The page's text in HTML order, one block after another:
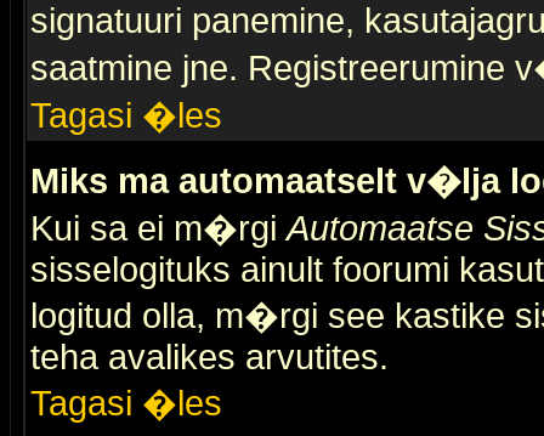
signatuuri panemine,
saatmine jne. Registreerumine
Tagasi �les
Miks ma automaatselt v�lja
Kui sa ei m�rgiAutomaatse
sisselogituks ainult foorumi
logitud olla, m�rgi see kastike
teha avalikes arvutites.
Tagasi �les